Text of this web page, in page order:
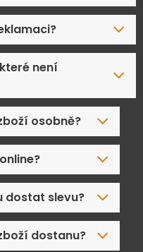
není
osobně?
dostat slevu?
dostanu?